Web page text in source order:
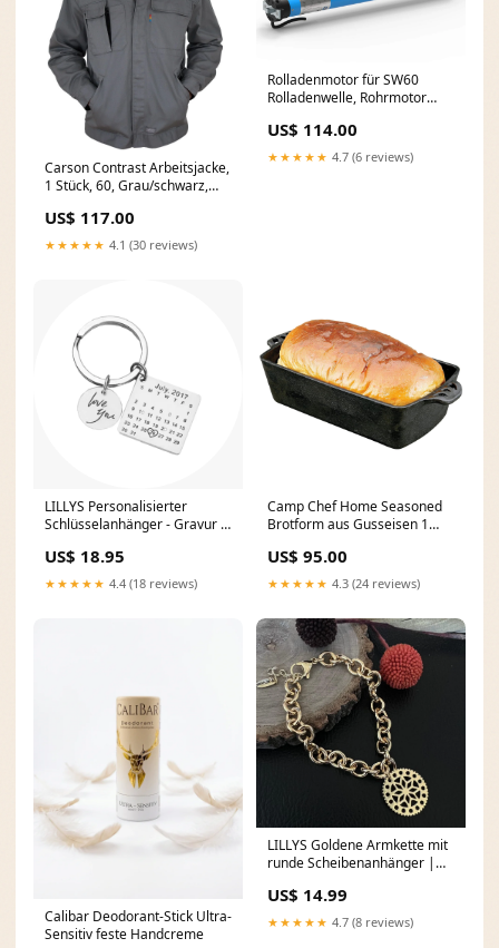
Carson Contrast Arbeitsjacke,
1 Stück, 60, Grau/schwarz,
60 Grau / Schwa prod
US$ 117.00
★★★★★ 4.1 (30 reviews)
Rolladenmotor für SW60
Rolladenwelle, Rohrmotor
Komplettset | markiso, 10N
initial
US$ 114.00
★★★★★ 4.7 (6 reviews)
LILLYS Personalisierter
Schlüsselanhänger - Gravur |
| Farbe:Schwarz
US$ 18.95
★★★★★ 4.4 (18 reviews)
Camp Chef Home Seasoned
Brotform aus Gusseisen 1
special_offer
US$ 95.00
★★★★★ 4.3 (24 reviews)
Calibar Deodorant-Stick Ultra-
Sensitiv feste Handcreme
LILLYS Goldene Armkette mit
runde Scheibenanhänger |
Herzenskette
US$ 14.99
★★★★★ 4.7 (8 reviews)